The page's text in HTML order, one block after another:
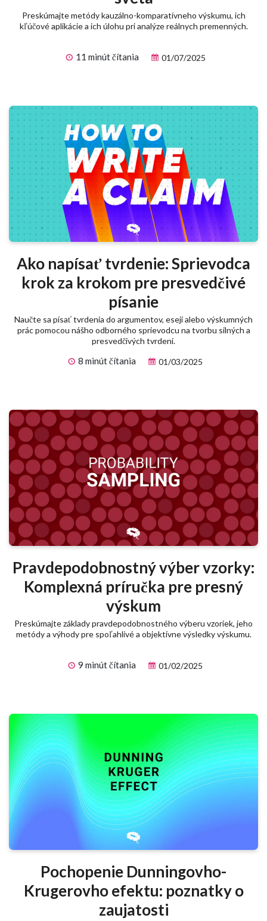
Preskúmajte metódy kauzálno-komparatívneho výskumu, ich
kľúčové aplikácie a ich úlohu pri analýze reálnych premenných.
11 minút čítania 01/07/2025
Ako napísať tvrdenie: Sprievodca
krok za krokom pre presvedčivé
písanie
Naučte sa písať tvrdenia do argumentov, esejí alebo výskumných
prác pomocou nášho odborného sprievodcu na tvorbu silných a
presvedčivých tvrdení.
8 minút čítania 01/03/2025
Pravdepodobnostný výber vzorky:
Komplexná príručka pre presný
výskum
Preskúmajte základy pravdepodobnostného výberu vzoriek, jeho
metódy a výhody pre spoľahlivé a objektívne výsledky výskumu.
9 minút čítania 01/02/2025
Pochopenie Dunningovho-
Krugerovho efektu: poznatky o
zaujatosti